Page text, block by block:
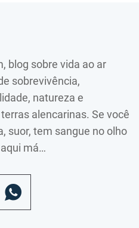
blog sobre vida ao ar
sobrevivência,
natureza e
alencarinas. Se você
suor, tem sangue no olho
má…